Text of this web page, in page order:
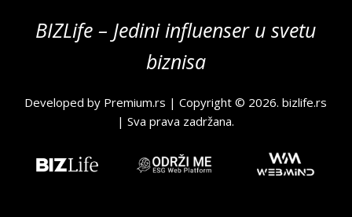
BIZLife – Jedini influenser u svetu
biznisa
Developed by Premium.rs | Copyright © 2026.bizlife.rs
| Sva prava zadržana.